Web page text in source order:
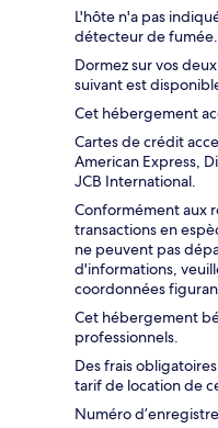
L'hôte n'a pas
détecteur de fumée.
Dormez sur vos
suivant est
Cet hébergement
Cartes de crédit
American Express,
JCB International.
Conformément aux
transactions en
ne peuvent pas
d'informations,
coordonnées
Cet hébergement
professionnels.
Des frais
tarif de location de
Numéro